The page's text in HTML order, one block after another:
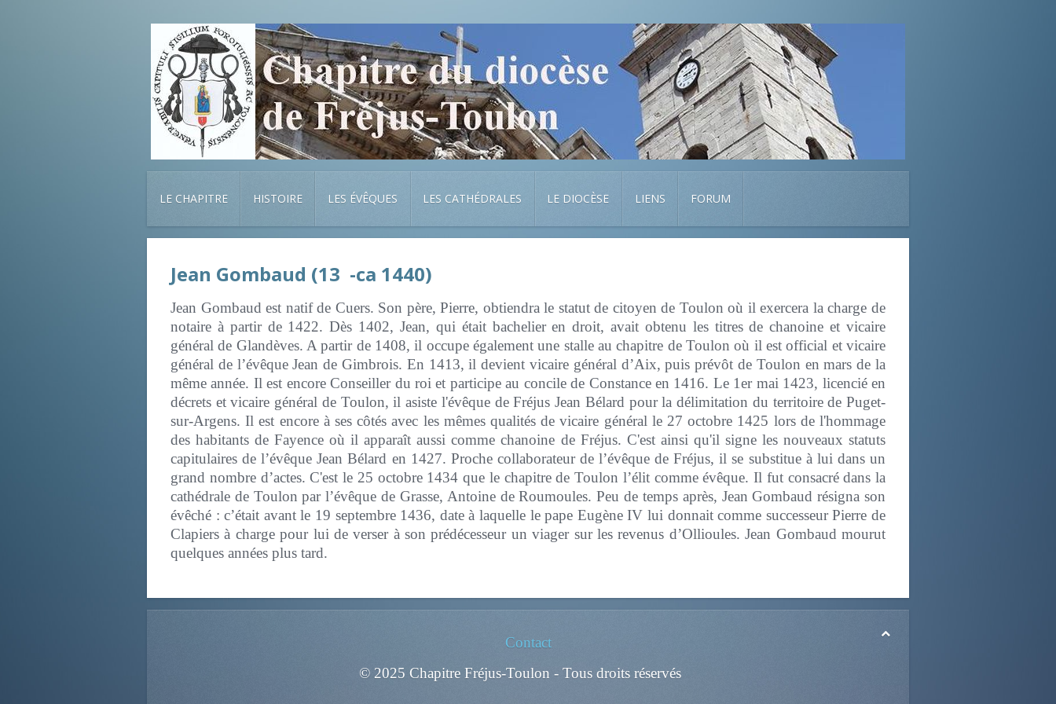
LE CHAPITRE HISTOIRE LES ÉVÊQUES LES CATHÉDRALES LE DIOCÈSE LIENS FORUM
Jean Gombaud (13 -ca 1440)
Jean Gombaud est natif de Cuers. Son père, Pierre, obtiendra le statut de citoyen de Toulon où il exercera la charge de
notaire à partir de 1422. Dès 1402, Jean, qui était bachelier en droit, avait obtenu les titres de chanoine et vicaire
général de Glandèves. A partir de 1408, il occupe également une stalle au chapitre de Toulon où il est official et vicaire
général de l’évêque Jean de Gimbrois. En 1413, il devient vicaire général d’Aix, puis prévôt de Toulon en mars de la
même année. Il est encore Conseiller du roi et participe au concile de Constance en 1416. Le 1er mai 1423, licencié en
décrets et vicaire général de Toulon, il asiste l'évêque de Fréjus Jean Bélard pour la délimitation du territoire de Puget-
sur-Argens. Il est encore à ses côtés avec les mêmes qualités de vicaire général le 27 octobre 1425 lors de l'hommage
des habitants de Fayence où il apparaît aussi comme chanoine de Fréjus. C'est ainsi qu'il signe les nouveaux statuts
capitulaires de l’évêque Jean Bélard en 1427. Proche collaborateur de l’évêque de Fréjus, il se substitue à lui dans un
grand nombre d’actes. C'est le 25 octobre 1434 que le chapitre de Toulon l’élit comme évêque. Il fut consacré dans la
cathédrale de Toulon par l’évêque de Grasse, Antoine de Roumoules. Peu de temps après, Jean Gombaud résigna son
évêché : c’était avant le 19 septembre 1436, date à laquelle le pape Eugène IV lui donnait comme successeur Pierre de
Clapiers à charge pour lui de verser à son prédécesseur un viager sur les revenus d’Ollioules. Jean Gombaud mourut
quelques années plus tard.
Contact
© 2025 Chapitre Fréjus-Toulon - Tous droits réservés